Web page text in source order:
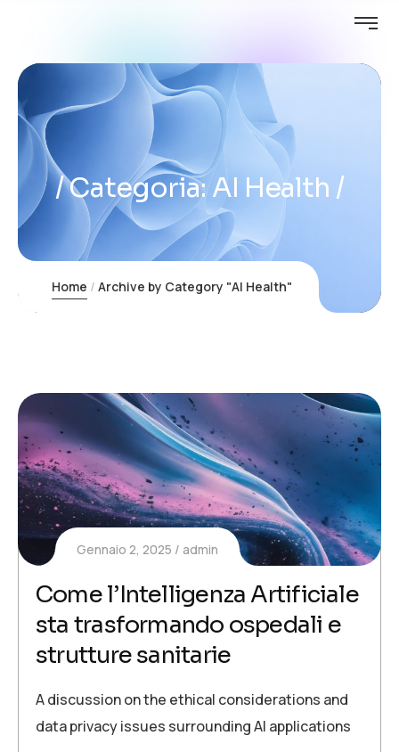
Categoria:AI Health
Home Archive by Category "AI Health"
Gennaio 2, 2025 admin
Come l’Intelligenza Artificiale
sta trasformando ospedali e
strutture sanitarie
A discussion on the ethical considerations and
data privacy issues surrounding AI applications